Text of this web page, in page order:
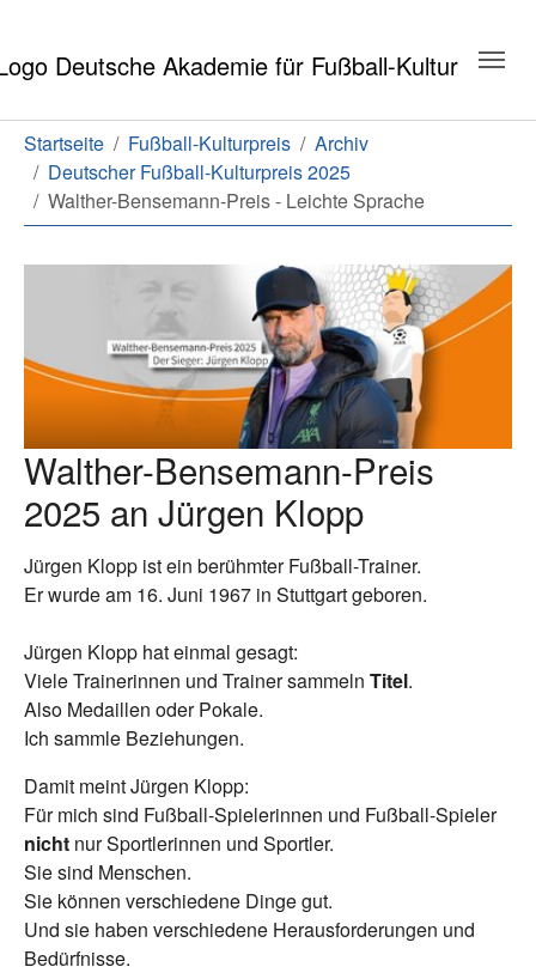
Sie sind hier:
Startseite Fußball-Kulturpreis
Archiv
Deutscher Fußball-Kulturpreis 2025
Walther-Bensemann-Preis - Leichte Sprache
Walther-Bensemann-Preis
2025 an Jürgen Klopp
Jürgen Klopp ist ein berühmter Fußball-Trainer.
Er wurde am 16. Juni 1967 in Stuttgart geboren.
Jürgen Klopp hat einmal gesagt:
Viele Trainerinnen und Trainer sammeln Titel.
Also Medaillen oder Pokale.
Ich sammle Beziehungen.
Damit meint Jürgen Klopp:
Für mich sind Fußball-Spielerinnen und Fußball-Spieler
nicht nur Sportlerinnen und Sportler.
Sie sind Menschen.
Sie können verschiedene Dinge gut.
Und sie haben verschiedene Herausforderungen und
Bedürfnisse.